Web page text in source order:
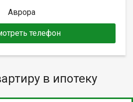
Аврора
телефон
в ипотеку